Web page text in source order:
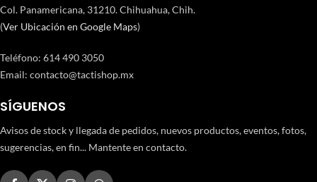
Col. Panamericana, 31210. Chihuahua, Chih.
(Ver Ubicación en Google Maps)
Teléfono: 614 490 3050
Email: contacto@tactishop.mx
SÍGUENOS
Avisos de stock y llegada de pedidos, nuevos productos, eventos, fotos,
sugerencias, en fin... Mantente en contacto.